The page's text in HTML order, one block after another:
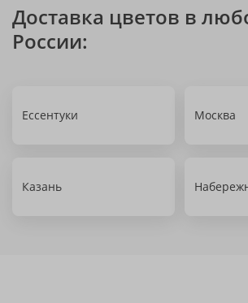
Доставка цветов в
России:
Ессентуки Москва
Казань